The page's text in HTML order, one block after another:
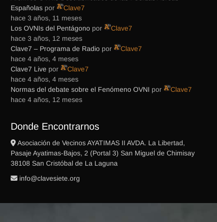
Españolas por
Clave7
hace 3 años, 11 meses
Los OVNIs del Pentágono por
Clave7
hace 3 años, 12 meses
Clave7 – Programa de Radio por
Clave7
hace 4 años, 4 meses
Clave7 Live por
Clave7
hace 4 años, 4 meses
Normas del debate sobre el Fenómeno OVNI por
Clave7
hace 4 años, 12 meses
Donde Encontrarnos
Asociación de Vecinos AYATIMAS II AVDA. La Libertad,
Pasaje Ayatimas-Bajos, 2 (Portal 3) San Miguel de Chimisay
38108 San Cristóbal de La Laguna
gro.eteisevalc@ofni